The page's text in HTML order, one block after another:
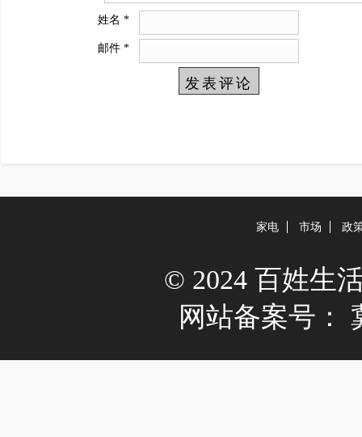
姓名 *
邮件 *
家电 市场 政
© 2024 百姓生
网站备案号：